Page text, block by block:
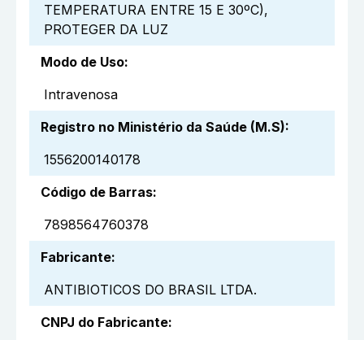
TEMPERATURA ENTRE 15 E 30ºC),
PROTEGER DA LUZ
Modo de Uso:
Intravenosa
Registro no Ministério da Saúde (M.S):
1556200140178
Código de Barras:
7898564760378
Fabricante:
ANTIBIOTICOS DO BRASIL LTDA.
CNPJ do Fabricante: